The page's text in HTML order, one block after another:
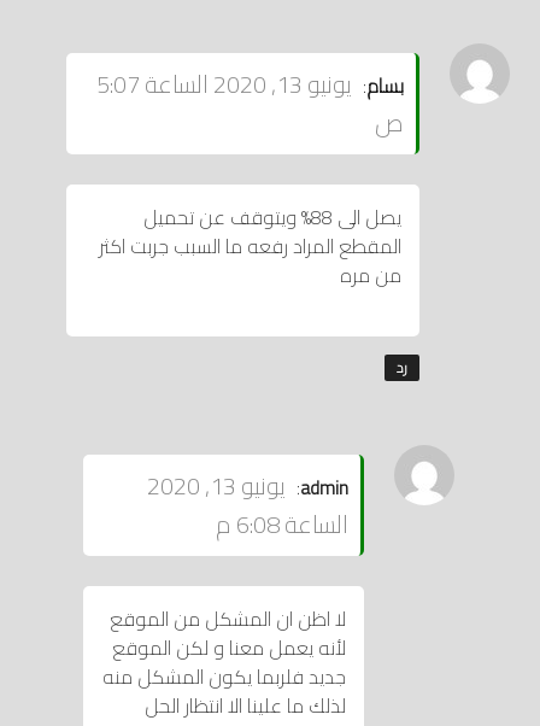
يقول
بسام:
يونيو 13, 2020 الساعة 5:07
ص
يصل الى 88% ويتوقف عن تحميل
المقطع المراد رفعه ما السبب جربت اكثر
من مره
رد
يقول
admin
:
يونيو 13, 2020
الساعة 6:08 م
لا اظن ان المشكل من الموقع
لأنه يعمل معنا و لكن الموقع
جديد فلربما يكون المشكل منه
لذلك ما علينا الا انتظار الحل